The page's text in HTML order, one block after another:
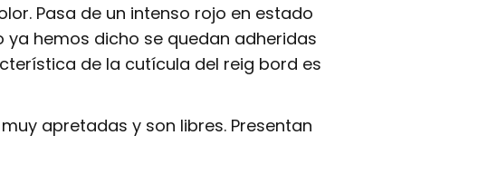
Pasa de un intenso rojo en estado
hemos dicho se quedan adheridas
de la cutícula del reig bord es
apretadas y son libres. Presentan